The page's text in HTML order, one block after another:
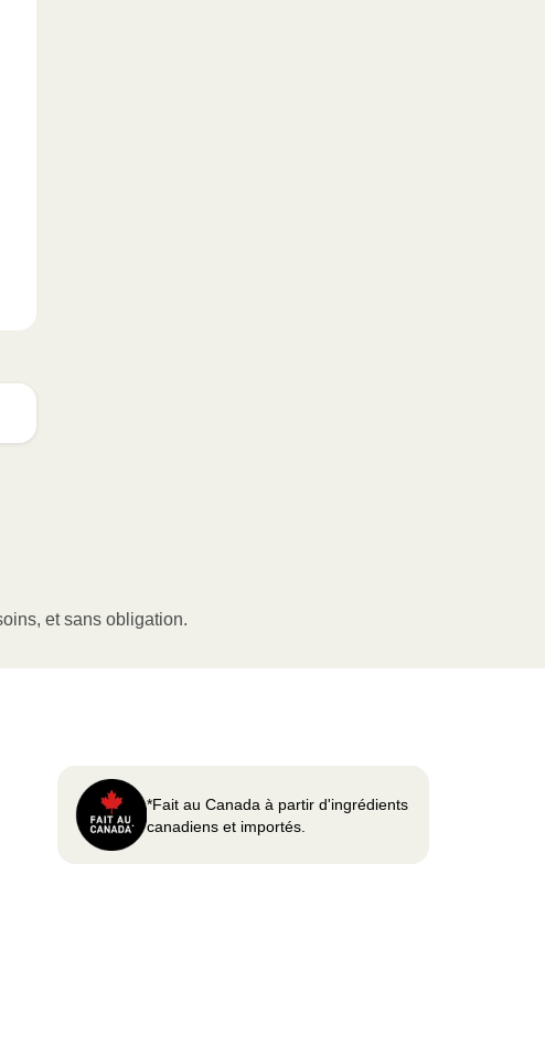
et sans obligation.
*Fait au Canada à partir d'ingrédients
canadiens et importés.